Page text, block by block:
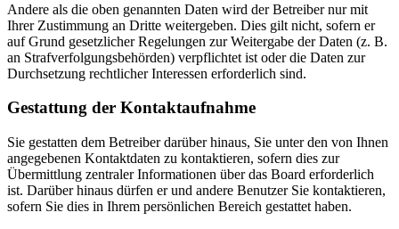
Andere als die oben genannten Daten wird der Betreiber nur mit
Ihrer Zustimmung an Dritte weitergeben. Dies gilt nicht, sofern er
auf Grund gesetzlicher Regelungen zur Weitergabe der Daten (z. B.
an Strafverfolgungsbehörden) verpflichtet ist oder die Daten zur
Durchsetzung rechtlicher Interessen erforderlich sind.
Gestattung der Kontaktaufnahme
Sie gestatten dem Betreiber darüber hinaus, Sie unter den von Ihnen
angegebenen Kontaktdaten zu kontaktieren, sofern dies zur
Übermittlung zentraler Informationen über das Board erforderlich
ist. Darüber hinaus dürfen er und andere Benutzer Sie kontaktieren,
sofern Sie dies in Ihrem persönlichen Bereich gestattet haben.